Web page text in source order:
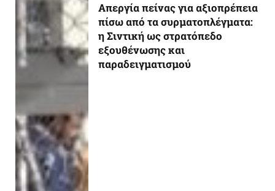
Απεργία πείνας για αξιοπρέπεια
πίσω από τα συρματοπλέγματα:
η Σιντική ως στρατόπεδο
εξουθένωσης και
παραδειγματισμού